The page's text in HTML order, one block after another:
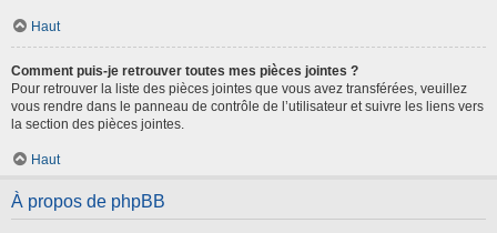
Haut
Comment puis-je retrouver toutes mes pièces jointes ?
Pour retrouver la liste des pièces jointes que vous avez transférées, veuillez
vous rendre dans le panneau de contrôle de l’utilisateur et suivre les liens vers
la section des pièces jointes.
Haut
À propos de phpBB